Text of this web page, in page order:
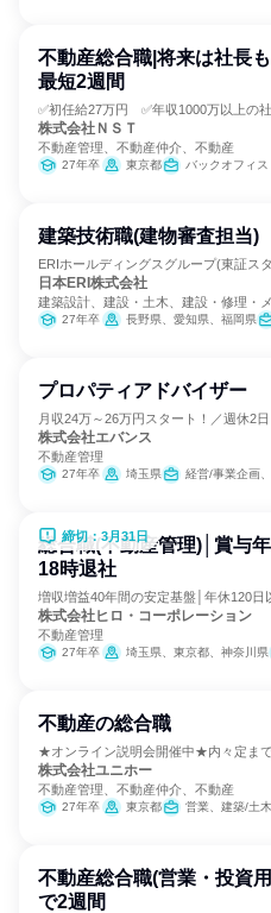
不動産総合職|将来は社長
最短2週間
✅初任給27万円 ✅年収1000万以上の
株式会社ＮＳＴ
不動産管理、不動産仲介、不動産
27年卒 東京都 バックオフィス・事務・受付、不
建築技術職(建物審査担当)
ERIホールディングスグループ(東証ス
日本ERI株式会社
建築設計、建設・土木、建設・修理・
27年卒 長野県、愛知県、福岡県
プロパティアドバイザー
月収24万～26万円スタート！／週休2
株式会社エバンス
不動産管理
27年卒 埼玉県 経営/事業企画
締切：3月31日
総合職(不動産管理)│賞与
18時退社
増収増益40年間の安定基盤│年休120日
株式会社ヒロ・コーポレーション
不動産管理
27年卒 埼玉県、東京都、神奈川県
不動産の総合職
★オンライン説明会開催中★内々定まで
株式会社ユニホー
不動産管理、不動産仲介、不動産
27年卒 東京都 営業、建築/土
不動産総合職(営業・投資
で2週間